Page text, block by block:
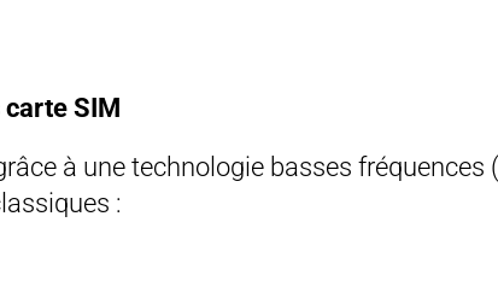
carte SIM
à une technologie basses fréquences
: